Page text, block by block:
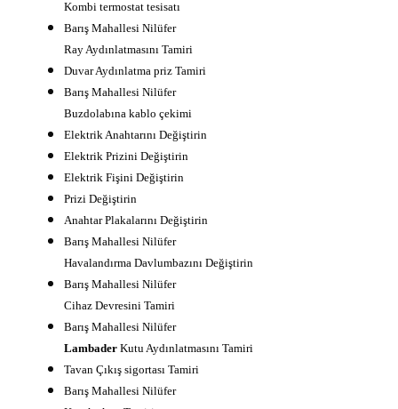
Kombi termostat tesisatı
Barış Mahallesi Nilüfer
Ray Aydınlatmasını Tamiri
Duvar Aydınlatma priz Tamiri
Barış Mahallesi Nilüfer
Buzdolabına kablo çekimi
Elektrik Anahtarını Değiştirin
Elektrik Prizini Değiştirin
Elektrik Fişini Değiştirin
Prizi Değiştirin
Anahtar Plakalarını Değiştirin
Barış Mahallesi Nilüfer
Havalandırma Davlumbazını Değiştirin
Barış Mahallesi Nilüfer
Cihaz Devresini Tamiri
Barış Mahallesi Nilüfer
LambaderKutu Aydınlatmasını Tamiri
Tavan Çıkış sigortası Tamiri
Barış Mahallesi Nilüfer